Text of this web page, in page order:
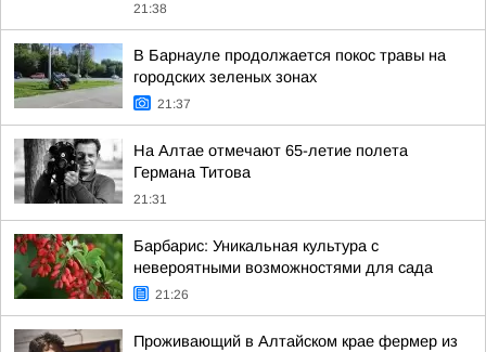
21:38
В Барнауле продолжается покос травы на
городских зеленых зонах
21:37
На Алтае отмечают 65-летие полета
Германа Титова
21:31
Барбарис: Уникальная культура с
невероятными возможностями для сада
21:26
Проживающий в Алтайском крае фермер из